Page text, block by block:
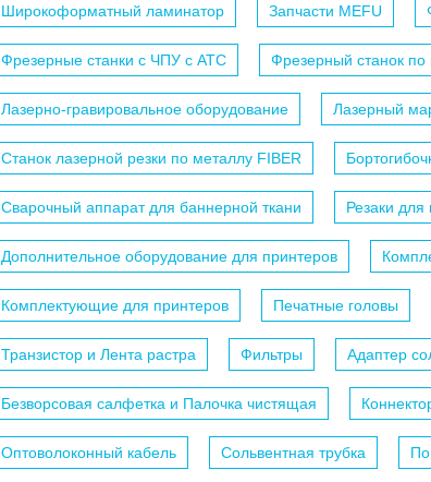
Широкоформатный ламинатор Запчасти MEFU
Фрезерные станки с ЧПУ c АТС Фрезерный станок
Лазерно-гравировальное оборудование Лазерный
Станок лазерной резки по металлу FIBER
Сварочный аппарат для баннерной ткани Резаки для
Дополнительное оборудование для принтеров
Комплектующие для принтеров Печатные головы
Транзистор и Лента растра Фильтры Адаптер
Безворсовая салфетка и Палочка чистящая
Оптоволоконный кабель Сольвентная трубка